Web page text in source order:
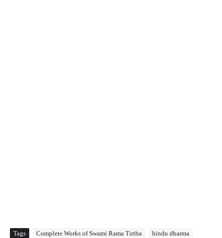
Tags Complete Works of Swami Rama Tirtha
hindu dharma